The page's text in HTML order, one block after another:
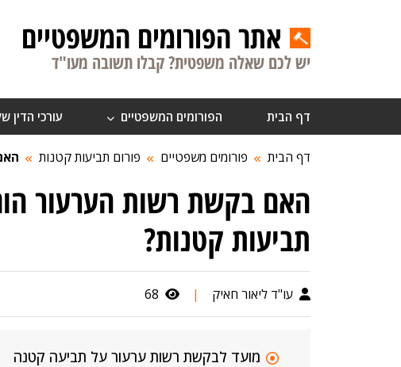
אתר הפורומים המשפטיים
יש לכם שאלה משפטית? קבלו תשובה מעו"ד
דף הבית הפורומים המשפטיים עורכי הדין
דף הבית פורומים משפטיים פורום תביעות קטנות
האם בקשת רשות הערעור
תביעות קטנות?
עו"ד ליאור חאיק |
68
מועד לבקשת רשות ערעור על תביעה קטנה